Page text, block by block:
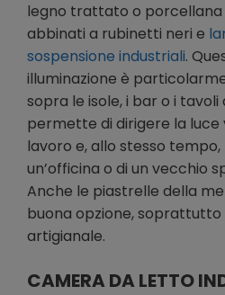
legno trattato o porcellana
abbinati a rubinetti neri e
sospensione industriali.
illuminazione è
sopra le isole, i bar o i
permette di dirigere la luce
lavoro e, allo stesso
un’officina o di un vecchio
Anche le piastrelle della
buona opzione, soprattutto
artigianale.
CAMERA DA LETTO